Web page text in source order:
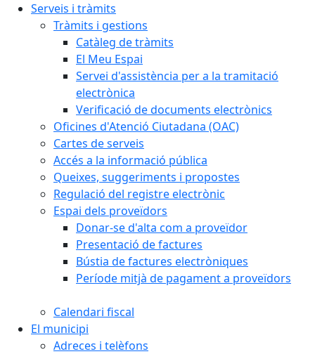
Serveis i tràmits
Tràmits i gestions
Catàleg de tràmits
El Meu Espai
Servei d'assistència per a la tramitació
electrònica
Verificació de documents electrònics
Oficines d'Atenció Ciutadana (OAC)
Cartes de serveis
Accés a la informació pública
Queixes, suggeriments i propostes
Regulació del registre electrònic
Espai dels proveïdors
Donar-se d'alta com a proveïdor
Presentació de factures
Bústia de factures electròniques
Període mitjà de pagament a proveïdors
Calendari fiscal
El municipi
Adreces i telèfons